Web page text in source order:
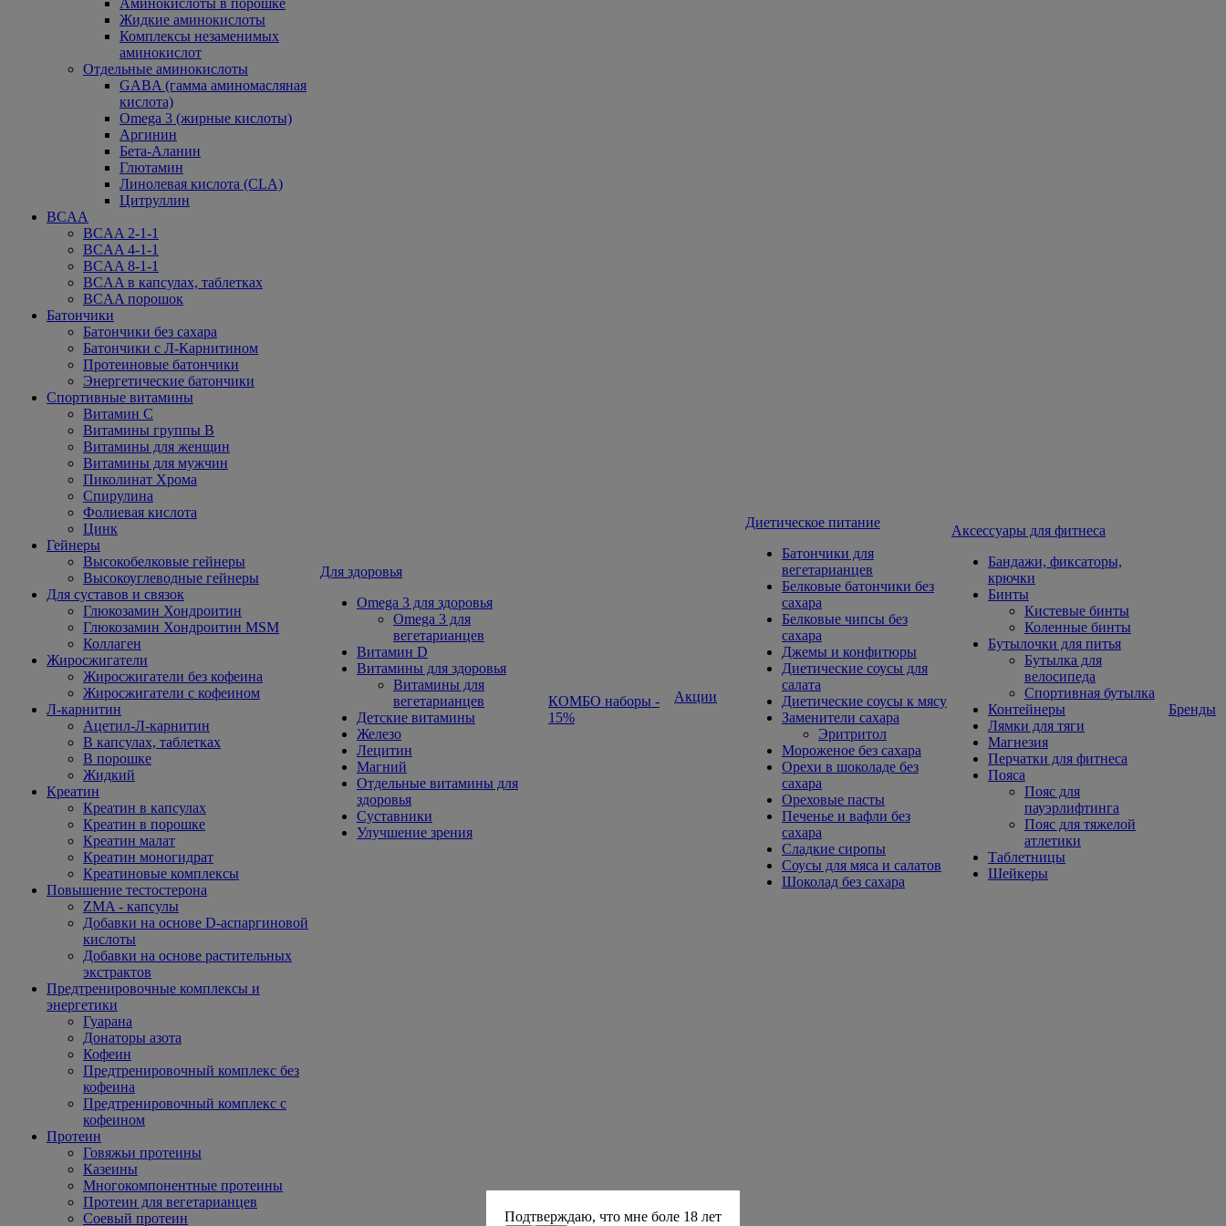
Аминокислоты в порошке
Жидкие аминокислоты
Комплексы незаменимых
аминокислот
Отдельные аминокислоты
GABA (гамма аминомасляная
кислота)
Omega 3 (жирные кислоты)
Аргинин
Бета-Аланин
Глютамин
Линолевая кислота (CLA)
Цитруллин
BCAA
BCAA 2-1-1
BCAA 4-1-1
BCAA 8-1-1
BCAA в капсулах, таблетках
BCAA порошок
Батончики
Батончики без сахара
Батончики с Л-Карнитином
Протеиновые батончики
Энергетические батончики
Спортивные витамины
Витамин С
Витамины группы В
Витамины для женщин
Витамины для мужчин
Пиколинат Хрома
Спирулина
Фолиевая кислота
Цинк
Гейнеры
Высокобелковые гейнеры
Высокоуглеводные гейнеры
Для суставов и связок
Глюкозамин Хондроитин
Глюкозамин Хондроитин MSM
Коллаген
Жиросжигатели
Жиросжигатели без кофеина
Жиросжигатели с кофеином
Л-карнитин
Ацетил-Л-карнитин
В капсулах, таблетках
В порошке
Жидкий
Креатин
Креатин в капсулах
Креатин в порошке
Креатин малат
Креатин моногидрат
Креатиновые комплексы
Повышение тестостерона
ZMA - капсулы
Добавки на основе D-аспаргиновой
кислоты
Добавки на основе растительных
экстрактов
Предтренировочные комплексы и
энергетики
Гуарана
Донаторы азота
Кофеин
Предтренировочный комплекс без
кофеина
Предтренировочный комплекс с
кофеином
Протеин
Говяжьи протеины
Казеины
Многокомпонентные протеины
Протеин для вегетарианцев
Соевый протеин
Для здоровья
Omega 3 для здоровья
Omega 3 для
вегетарианцев
Витамин D
Витамины для здоровья
Витамины для
вегетарианцев
Детские витамины
Железо
Лецитин
Магний
Отдельные витамины для
здоровья
Суставники
Улучшение зрения
КОМБО наборы -
15%
Акции
Диетическое питание
Батончики для
вегетарианцев
Белковые батончики без
сахара
Белковые чипсы без
сахара
Джемы и конфитюры
Диетические соусы для
салата
Диетические соусы к мясу
Заменители сахара
Эритритол
Мороженое без сахара
Орехи в шоколаде без
сахара
Ореховые пасты
Печенье и вафли без
сахара
Сладкие сиропы
Соусы для мяса и салатов
Шоколад без сахара
Aксессуары для фитнеса
Бандажи, фиксаторы,
крючки
Бинты
Кистевые бинты
Коленные бинты
Бутылочки для питья
Бутылка для
велосипеда
Спортивная бутылка
Контейнеры
Лямки для тяги
Магнезия
Перчатки для фитнеса
Пояса
Пояс для
пауэрлифтинга
Пояс для тяжелой
атлетики
Таблетницы
Шейкеры
Бренды
Подтверждаю, что мне боле 18 лет